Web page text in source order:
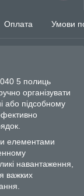
Оплата Умови
5 полиць
організувати
або підсобному
елементами
навантаження,
важких